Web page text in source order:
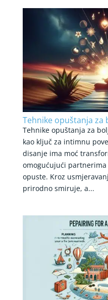
Tehnike opuštanja za
Tehnike opuštanja za
kao ključ za intimnu
disanje ima moć
omogućujući
opuste. Kroz
prirodno smiruje, a...